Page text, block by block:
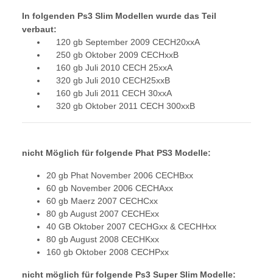
In folgenden Ps3 Slim Modellen wurde das Teil
verbaut:
120 gb September 2009 CECH20xxA
250 gb Oktober 2009 CECHxxB
160 gb Juli 2010 CECH 25xxA
320 gb Juli 2010 CECH25xxB
160 gb Juli 2011 CECH 30xxA
320 gb Oktober 2011 CECH 300xxB
nicht Möglich für folgende Phat PS3 Modelle:
20 gb Phat November 2006 CECHBxx
60 gb November 2006 CECHAxx
60 gb Maerz 2007 CECHCxx
80 gb August 2007 CECHExx
40 GB Oktober 2007 CECHGxx & CECHHxx
80 gb August 2008 CECHKxx
160 gb Oktober 2008 CECHPxx
nicht möglich für folgende Ps3 Super Slim Modelle: